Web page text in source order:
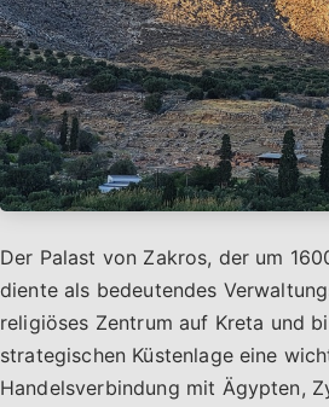
Der Palast von Zakros, der um
diente als bedeutendes
religiöses Zentrum auf Kreta und
strategischen Küstenlage eine
Handelsverbindung mit Ägypten,